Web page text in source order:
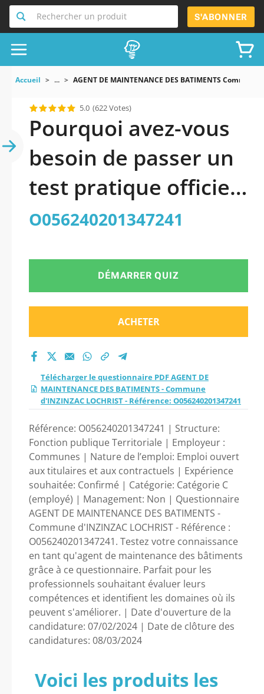
Rechercher un produit S'ABONNER
Accueil ... AGENT DE MAINTENANCE DES BATIMENTS
5.0 (622 Votes)
Pourquoi avez-vous
besoin de passer un
test pratique officiel
mis à jour de AGENT
DES BATIMENTS -
Commune
d’INZINZAC
LOCHRIST -
Référence:
O056240201347241
2026 ?
O056240201347241
DÉMARRER QUIZ
ACHETER
Télécharger le questionnaire PDF AGENT DE
MAINTENANCE DES BATIMENTS - Commune
d'INZINZAC LOCHRIST - Référence: O056240201347241
Référence: O056240201347241 | Structure:
Fonction publique Territoriale | Employeur :
Communes | Nature de l’emploi: Emploi ouvert
aux titulaires et aux contractuels | Expérience
souhaitée: Confirmé | Catégorie: Catégorie C
(employé) | Management: Non | Questionnaire
AGENT DE MAINTENANCE DES BATIMENTS -
Commune d'INZINZAC LOCHRIST - Référence :
O056240201347241. Testez votre connaissance
en tant qu'agent de maintenance des bâtiments
grâce à ce questionnaire. Parfait pour les
professionnels souhaitant évaluer leurs
compétences et identifient les domaines où ils
peuvent s'améliorer. | Date d'ouverture de la
candidature: 07/02/2024 | Date de clôture des
candidatures: 08/03/2024
Voici les produits les